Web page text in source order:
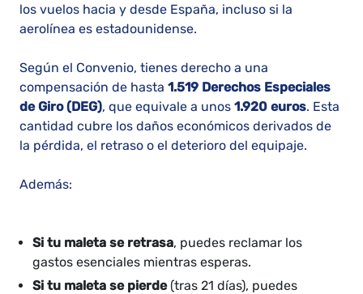
los vuelos hacia y desde España, incluso si la
aerolínea es estadounidense.
Según el Convenio, tienes derecho a una
compensación de hasta 1.519 Derechos Especiales
de Giro (DEG), que equivale a unos 1.920 euros. Esta
cantidad cubre los daños económicos derivados de
la pérdida, el retraso o el deterioro del equipaje.
Además:
Si tu maleta se retrasa, puedes reclamar los
gastos esenciales mientras esperas.
Si tu maleta se pierde(tras 21 días), puedes